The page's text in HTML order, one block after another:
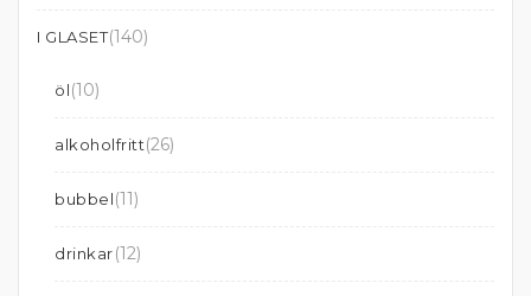
I GLASET(140)
öl(10)
alkoholfritt(26)
bubbel(11)
drinkar(12)